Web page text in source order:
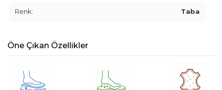
Renk: Taba
Öne Çıkan Özellikler